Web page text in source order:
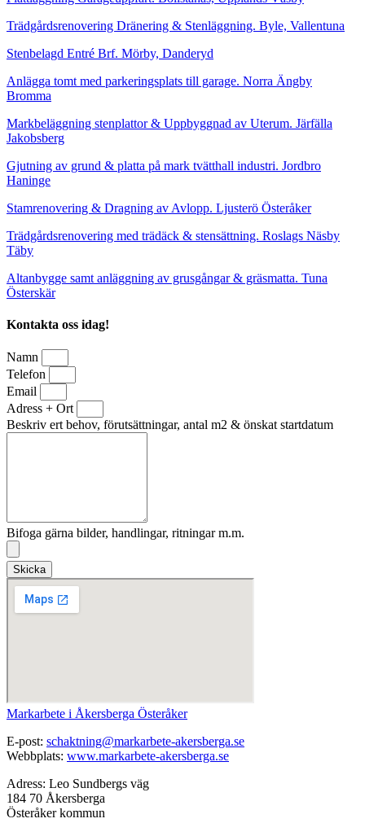
Trädgårdsrenovering Dränering & Stenläggning. Byle, Vallentuna
Stenbelagd Entré Brf. Mörby, Danderyd
Anlägga tomt med parkeringsplats till garage. Norra Ängby
Bromma
Markbeläggning stenplattor & Uppbyggnad av Uterum. Järfälla
Jakobsberg
Gjutning av grund & platta på mark tvätthall industri. Jordbro
Haninge
Stamrenovering & Dragning av Avlopp. Ljusterö Österåker
Trädgårdsrenovering med trädäck & stensättning. Roslags Näsby
Täby
Altanbygge samt anläggning av grusgångar & gräsmatta. Tuna
Österskär
Kontakta oss idag!
Namn
Telefon
Email
Adress + Ort
Beskriv ert behov, förutsättningar, antal m2 & önskat startdatum
Bifoga gärna bilder, handlingar, ritningar m.m.
Skicka
Markarbete i Åkersberga Österåker
E-post: schaktning@markarbete-akersberga.se
Webbplats: www.markarbete-akersberga.se
Adress: Leo Sundbergs väg
184 70 Åkersberga
Österåker kommun